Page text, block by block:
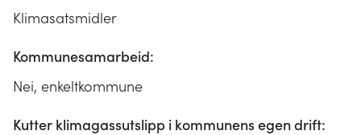
Klimasatsmidler
Kommunesamarbeid:
Nei, enkeltkommune
Kutter klimagassutslipp i kommunens egen drift: